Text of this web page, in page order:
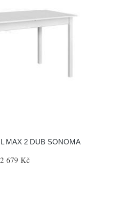
MAX 2 DUB SONOMA
2 679 Kč